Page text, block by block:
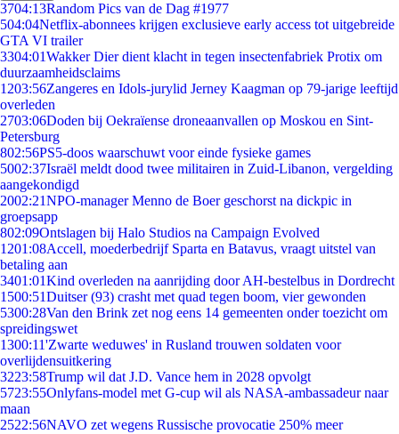
3704:13Random Pics van de Dag #1977
504:04Netflix-abonnees krijgen exclusieve early access tot uitgebreide
GTA VI trailer
3304:01Wakker Dier dient klacht in tegen insectenfabriek Protix om
duurzaamheidsclaims
1203:56Zangeres en Idols-jurylid Jerney Kaagman op 79-jarige leeftijd
overleden
2703:06Doden bij Oekraïense droneaanvallen op Moskou en Sint-
Petersburg
802:56PS5-doos waarschuwt voor einde fysieke games
5002:37Israël meldt dood twee militairen in Zuid-Libanon, vergelding
aangekondigd
2002:21NPO-manager Menno de Boer geschorst na dickpic in
groepsapp
802:09Ontslagen bij Halo Studios na Campaign Evolved
1201:08Accell, moederbedrijf Sparta en Batavus, vraagt uitstel van
betaling aan
3401:01Kind overleden na aanrijding door AH-bestelbus in Dordrecht
1500:51Duitser (93) crasht met quad tegen boom, vier gewonden
5300:28Van den Brink zet nog eens 14 gemeenten onder toezicht om
spreidingswet
1300:11'Zwarte weduwes' in Rusland trouwen soldaten voor
overlijdensuitkering
3223:58Trump wil dat J.D. Vance hem in 2028 opvolgt
5723:55Onlyfans-model met G-cup wil als NASA-ambassadeur naar
maan
2522:56NAVO zet wegens Russische provocatie 250% meer